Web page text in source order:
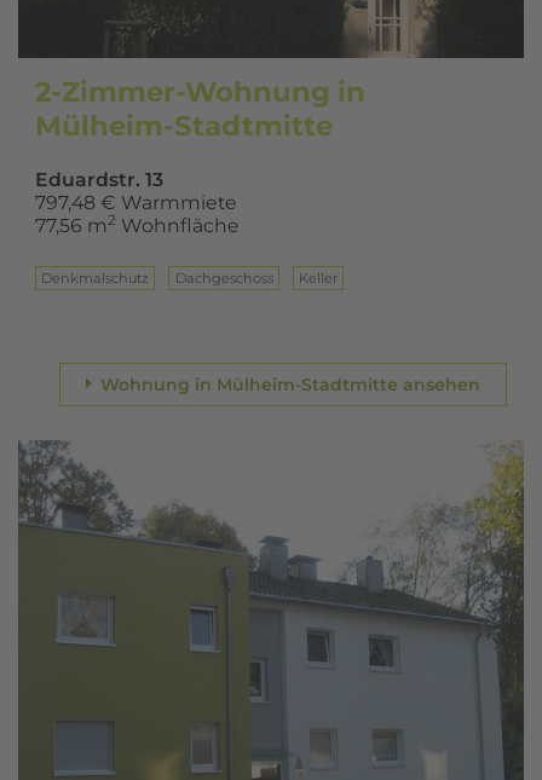
2-Zimmer-Wohnung in
Mülheim-Stadtmitte
Eduardstr. 13
797,48 € Warmmiete
77,56 m2 Wohnfläche
Denkmalschutz Dach­ge­schoss Keller
Wohnung in Mülheim-Stadtmitte ansehen